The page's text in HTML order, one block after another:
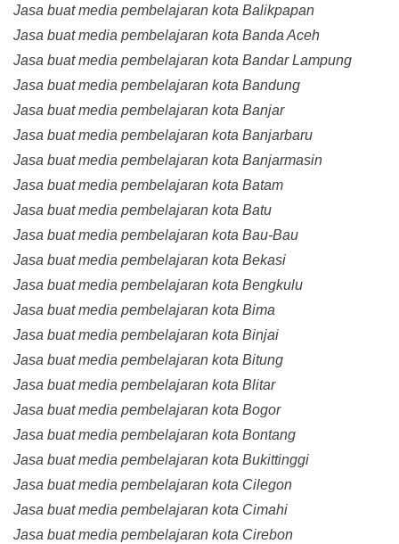
Jasa buat media pembelajaran kota Balikpapan
Jasa buat media pembelajaran kota Banda Aceh
Jasa buat media pembelajaran kota Bandar Lampung
Jasa buat media pembelajaran kota Bandung
Jasa buat media pembelajaran kota Banjar
Jasa buat media pembelajaran kota Banjarbaru
Jasa buat media pembelajaran kota Banjarmasin
Jasa buat media pembelajaran kota Batam
Jasa buat media pembelajaran kota Batu
Jasa buat media pembelajaran kota Bau-Bau
Jasa buat media pembelajaran kota Bekasi
Jasa buat media pembelajaran kota Bengkulu
Jasa buat media pembelajaran kota Bima
Jasa buat media pembelajaran kota Binjai
Jasa buat media pembelajaran kota Bitung
Jasa buat media pembelajaran kota Blitar
Jasa buat media pembelajaran kota Bogor
Jasa buat media pembelajaran kota Bontang
Jasa buat media pembelajaran kota Bukittinggi
Jasa buat media pembelajaran kota Cilegon
Jasa buat media pembelajaran kota Cimahi
Jasa buat media pembelajaran kota Cirebon